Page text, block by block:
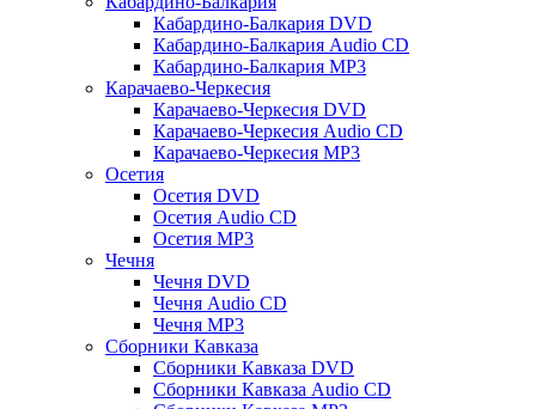
Кабардино-Балкария DVD
Кабардино-Балкария Audio CD
Кабардино-Балкария MP3
Карачаево-Черкесия
Карачаево-Черкесия DVD
Карачаево-Черкесия Audio CD
Карачаево-Черкесия MP3
Осетия
Осетия DVD
Осетия Audio CD
Осетия MP3
Чечня
Чечня DVD
Чечня Audio CD
Чечня MP3
Сборники Кавказа
Сборники Кавказа DVD
Сборники Кавказа Audio CD